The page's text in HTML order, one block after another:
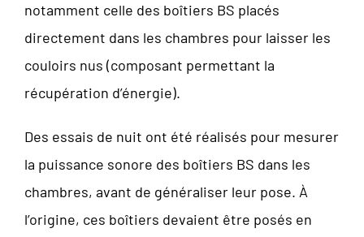
notamment celle des boîtiers BS placés
directement dans les chambres pour laisser les
couloirs nus (composant permettant la
récupération d’énergie).
Des essais de nuit ont été réalisés pour mesurer
la puissance sonore des boîtiers BS dans les
chambres, avant de généraliser leur pose. À
l’origine, ces boîtiers devaient être posés en